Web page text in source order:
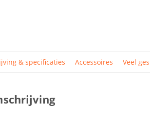
& specificaties Accessoires Veel